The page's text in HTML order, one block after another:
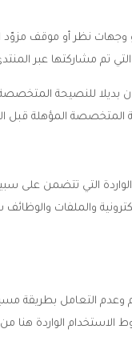
وجهات نظر أو موقف
تم مشاركتها عبر
بديلا للنصيحة
المتخصصة المؤهلة قبل
التي تتضمن على سبيل
والملفات
وعدم التعامل بطريقة
الاستخدام الواردة هنا